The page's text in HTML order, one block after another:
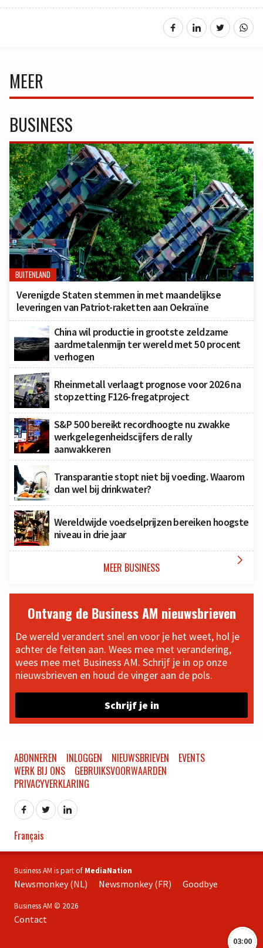
MEER
BUSINESS
BUITENLAND
Verenigde Staten stemmen in met maandelijkse
leveringen van Patriot-raketten aan Oekraïne
China wil productie in grootste zeldzame
aardmetalenmijn ter wereld met 50 procent
verhogen
Rheinmetall verlaagt prognose voor 2026 na
stopzetting F126-fregatproject
S&P 500 bereikt recordhoogte nu zwakke
werkgelegenheidscijfers de rally
aanwakkeren
Transparantie stopt niet bij voeding. Waarom
dan wel bij drinkwater?
Wereldwijde voedselprijzen bereiken hoogste
niveau in drie jaar
MEER BUSINESS 
Ontvang de Business AM nieuwsbrieven
De wereld verandert snel en voor je het weet, hol je
achter de feiten aan. Wees mee met verandering,
wees mee met Business AM. Schrijf je in op onze
nieuwsbrieven en houd de vinger aan de pols.
Schrijf je in
03:00
ABONNEREN INLOGGEN NIEUWSBRIEVEN
EVENTS
WERK BIJ ONS
GEBRUIKSVOORWAARDEN
PRIVACYVERKLARING
Français
Business AM is part of MediaNation
Newsmonkey (NL) Newsmonkey (FR) Goodbye
Business AM © 2026
Contact